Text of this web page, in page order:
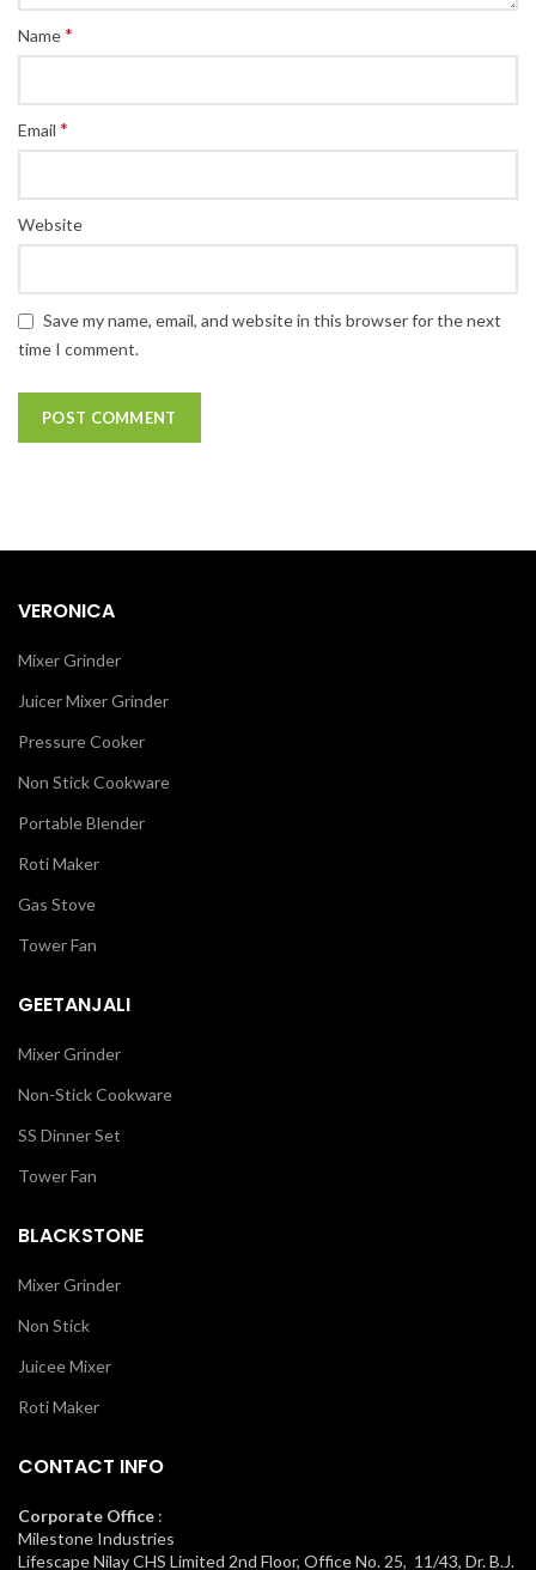
Name*
Email *
Website
Save my name, email, and website in this browser for the next
time I comment.
VERONICA
Mixer Grinder
Juicer Mixer Grinder
Pressure Cooker
Non Stick Cookware
Portable Blender
Roti Maker
Gas Stove
Tower Fan
GEETANJALI
Mixer Grinder
Non-Stick Cookware
SS Dinner Set
Tower Fan
BLACKSTONE
Mixer Grinder
Non Stick
Juicee Mixer
Roti Maker
CONTACT INFO
Corporate Office :
Milestone Industries
Lifescape Nilay CHS Limited 2nd Floor, Office No. 25, 11/43, Dr. B.J.